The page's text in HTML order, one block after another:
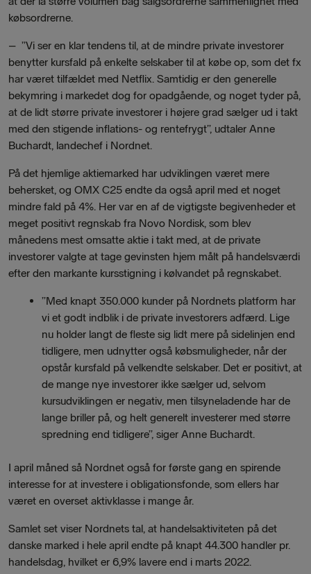
købsordrerne.
– ”Vi ser en klar tendens til, at de mindre private investorer
benytter kursfald på enkelte selskaber til at købe op, som det fx
har været tilfældet med Netflix. Samtidig er den generelle
bekymring i markedet dog for opadgående, og noget tyder på,
at de lidt større private investorer i højere grad sælger ud i takt
med den stigende inflations- og rentefrygt”, udtaler Anne
Buchardt, landechef i Nordnet.
På det hjemlige aktiemarked har udviklingen været mere
behersket, og OMX C25 endte da også april med et noget
mindre fald på 4%. Her var en af de vigtigste begivenheder et
meget positivt regnskab fra Novo Nordisk, som blev
månedens mest omsatte aktie i takt med, at de private
investorer valgte at tage gevinsten hjem målt på handelsværdi
efter den markante kursstigning i kølvandet på regnskabet.
”Med knapt 350.000 kunder på Nordnets platform har
vi et godt indblik i de private investorers adfærd. Lige
nu holder langt de fleste sig lidt mere på sidelinjen end
tidligere, men udnytter også købsmuligheder, når der
opstår kursfald på velkendte selskaber. Det er positivt, at
de mange nye investorer ikke sælger ud, selvom
kursudviklingen er negativ, men tilsyneladende har de
lange briller på, og helt generelt investerer med større
spredning end tidligere”, siger Anne Buchardt.
I april måned så Nordnet også for første gang en spirende
interesse for at investere i obligationsfonde, som ellers har
været en overset aktivklasse i mange år.
Samlet set viser Nordnets tal, at handelsaktiviteten på det
danske marked i hele april endte på knapt 44.300 handler pr.
handelsdag, hvilket er 6,9% lavere end i marts 2022.